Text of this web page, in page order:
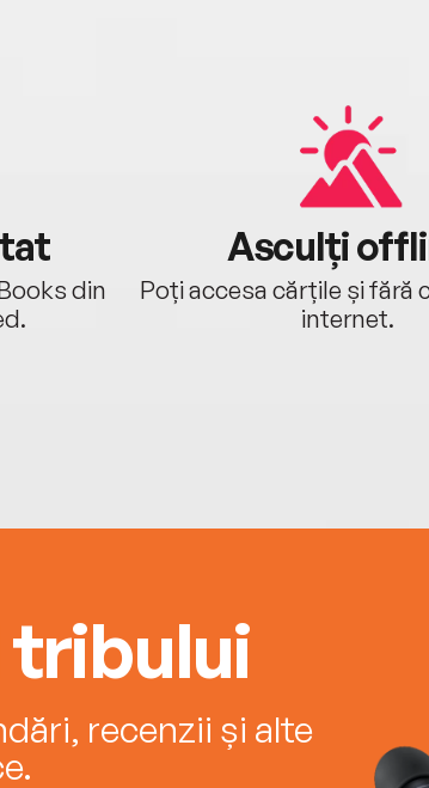
din
Asculți
Poți accesa cărțile și fără
internet.
recenzii și alte